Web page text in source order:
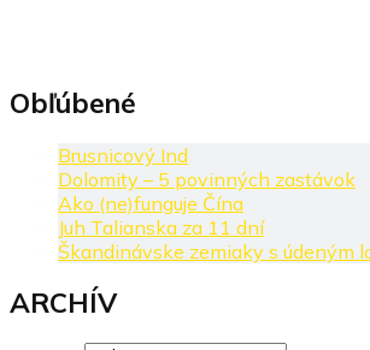
Obľúbené
Brusnicový Ind
Dolomity – 5 povinných zastávok
Ako (ne)funguje Čína
Juh Talianska za 11 dní
Škandinávske zemiaky s údeným
ARCHÍV